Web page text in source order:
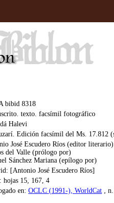
bibid 8318
texto. facsímil fotográfico
Halevi
Edición facsímil del Ms. 17.812
José Escudero Ríos (editor literario)
del Valle (prólogo por)
Sánchez Mariana (epílogo por)
[Antonio José Escudero Ríos]
hojas 15, 167, 4
en: OCLC (1991-), WorldCat ,